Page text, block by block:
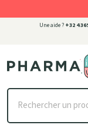
Une aide ? +32 4
Pharmaone Votre